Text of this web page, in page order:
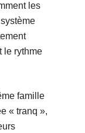
les
le rythme
famille
« tranq »,